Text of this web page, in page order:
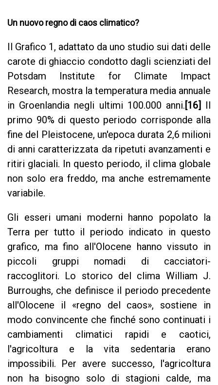
Un nuovo regno di caos climatico?
Il Grafico 1, adattato da uno studio sui dati delle
carote di ghiaccio condotto dagli scienziati del
Potsdam Institute for Climate Impact
Research, mostra la temperatura media annuale
in Groenlandia negli ultimi 100.000 anni.[16] Il
primo 90% di questo periodo corrisponde alla
fine del Pleistocene, un'epoca durata 2,6 milioni
di anni caratterizzata da ripetuti avanzamenti e
ritiri glaciali. In questo periodo, il clima globale
non solo era freddo, ma anche estremamente
variabile.
Gli esseri umani moderni hanno popolato la
Terra per tutto il periodo indicato in questo
grafico, ma fino all'Olocene hanno vissuto in
piccoli gruppi nomadi di cacciatori-
raccoglitori. Lo storico del clima William J.
Burroughs, che definisce il periodo precedente
all'Olocene il «regno del caos», sostiene in
modo convincente che finché sono continuati i
cambiamenti climatici rapidi e caotici,
l'agricoltura e la vita sedentaria erano
impossibili. Per avere successo, l'agricoltura
non ha bisogno solo di stagioni calde, ma